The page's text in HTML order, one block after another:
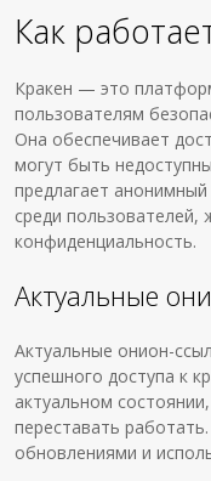
Как
Кракен — это
пользователям
Она обеспечивает
могут быть
предлагает
среди
конфиденциальность.
Актуальные
Актуальные онион-
успешного доступа к
актуальном
переставать
обновлениями и